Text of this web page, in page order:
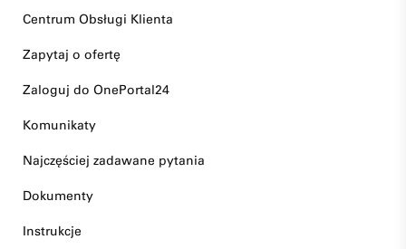
Centrum Obsługi Klienta
Zapytaj o ofertę
Zaloguj do OnePortal24
Komunikaty
Najczęściej zadawane pytania
Dokumenty
Instrukcje